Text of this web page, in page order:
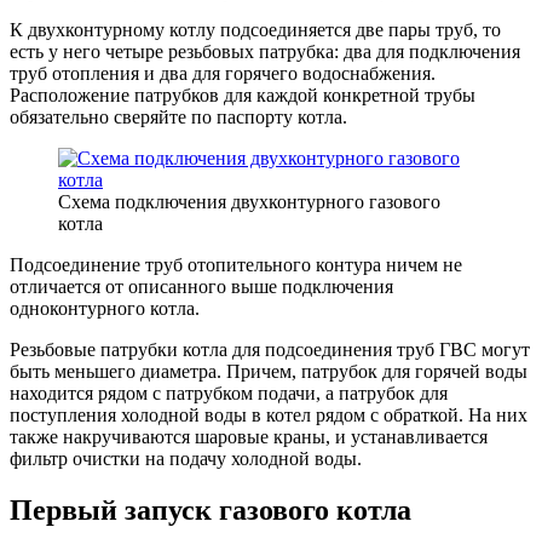
К двухконтурному котлу подсоединяется две пары труб, то
есть у него четыре резьбовых патрубка: два для подключения
труб отопления и два для горячего водоснабжения.
Расположение патрубков для каждой конкретной трубы
обязательно сверяйте по паспорту котла.
Схема подключения двухконтурного газового
котла
Подсоединение труб отопительного контура ничем не
отличается от описанного выше подключения
одноконтурного котла.
Резьбовые патрубки котла для подсоединения труб ГВС могут
быть меньшего диаметра. Причем, патрубок для горячей воды
находится рядом с патрубком подачи, а патрубок для
поступления холодной воды в котел рядом с обраткой. На них
также накручиваются шаровые краны, и устанавливается
фильтр очистки на подачу холодной воды.
Первый запуск газового котла